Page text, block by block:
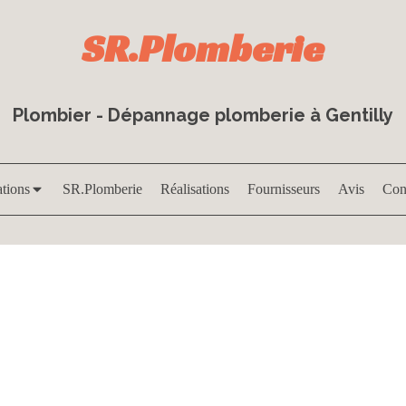
SR.Plomberie
Plombier - Dépannage plomberie à Gentilly
SR.Plomberie Réalisations Fournisseurs Avis